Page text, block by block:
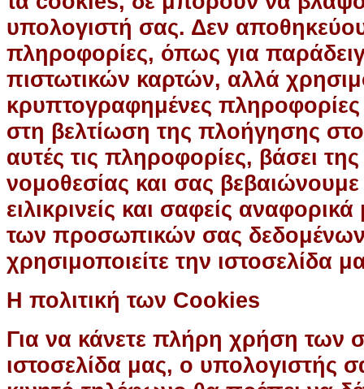
υπολογιστή σας. Δεν
πληροφορίες, όπως για
πιστωτικών καρτών, αλλά
κρυπτογραφημένες
στη βελτίωση της πλοήγησης
αυτές τις πληροφορίες, βάσει
νομοθεσίας και σας βεβαιώνουμε
ειλικρινείς και σαφείς
των προσωπικών σας
χρησιμοποιείτε την ιστοσελίδα
H πολιτική των Cookies
Για να κάνετε πλήρη χρήση των
ιστοσελίδα μας, ο υπολογιστής